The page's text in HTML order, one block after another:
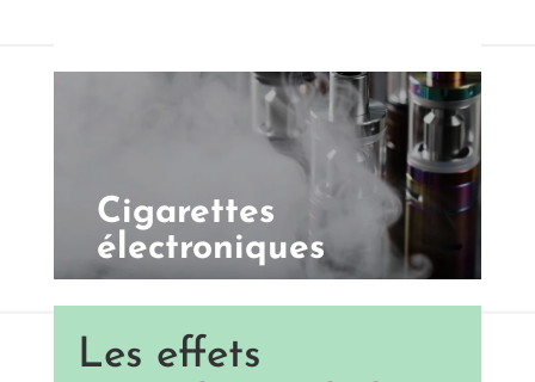
Cigarettes
électroniques
Les effets